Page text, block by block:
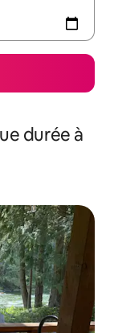
durée à